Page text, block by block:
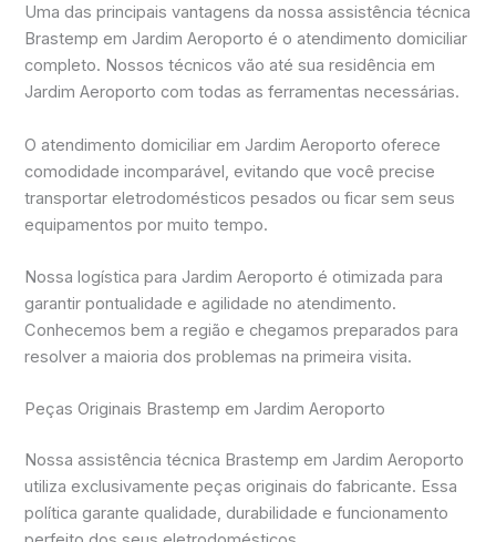
Uma das principais vantagens da nossa assistência técnica
Brastemp em Jardim Aeroporto é o atendimento domiciliar
completo. Nossos técnicos vão até sua residência em
Jardim Aeroporto com todas as ferramentas necessárias.
O atendimento domiciliar em Jardim Aeroporto oferece
comodidade incomparável, evitando que você precise
transportar eletrodomésticos pesados ou ficar sem seus
equipamentos por muito tempo.
Nossa logística para Jardim Aeroporto é otimizada para
garantir pontualidade e agilidade no atendimento.
Conhecemos bem a região e chegamos preparados para
resolver a maioria dos problemas na primeira visita.
Peças Originais Brastemp em Jardim Aeroporto
Nossa assistência técnica Brastemp em Jardim Aeroporto
utiliza exclusivamente peças originais do fabricante. Essa
política garante qualidade, durabilidade e funcionamento